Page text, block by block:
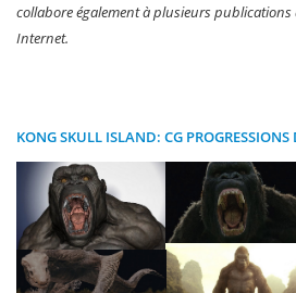
collabore également à plusieurs
Internet.
KONG SKULL ISLAND: CG